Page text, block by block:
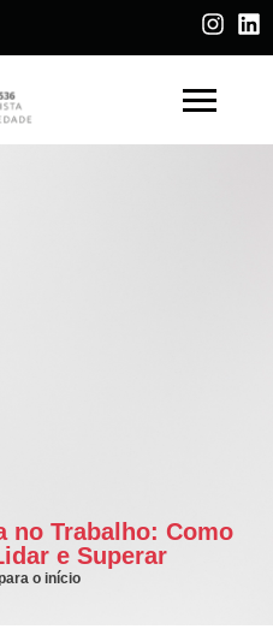
no Trabalho: Como
e Superar
o início